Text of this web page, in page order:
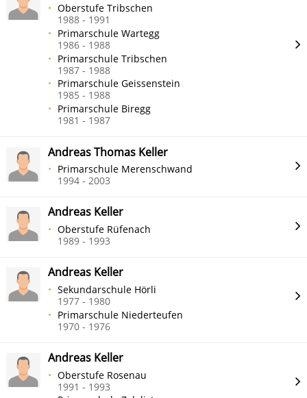
Oberstufe Tribschen
1988 - 1991
Primarschule Wartegg
1986 - 1988
Primarschule Tribschen
1987 - 1988
Primarschule Geissenstein
1985 - 1988
Primarschule Biregg
1981 - 1987
Andreas Thomas Keller
Primarschule Merenschwand
1994 - 2003
Andreas Keller
Oberstufe Rüfenach
1989 - 1993
Andreas Keller
Sekundarschule Hörli
1977 - 1980
Primarschule Niederteufen
1970 - 1976
Andreas Keller
Oberstufe Rosenau
1991 - 1993